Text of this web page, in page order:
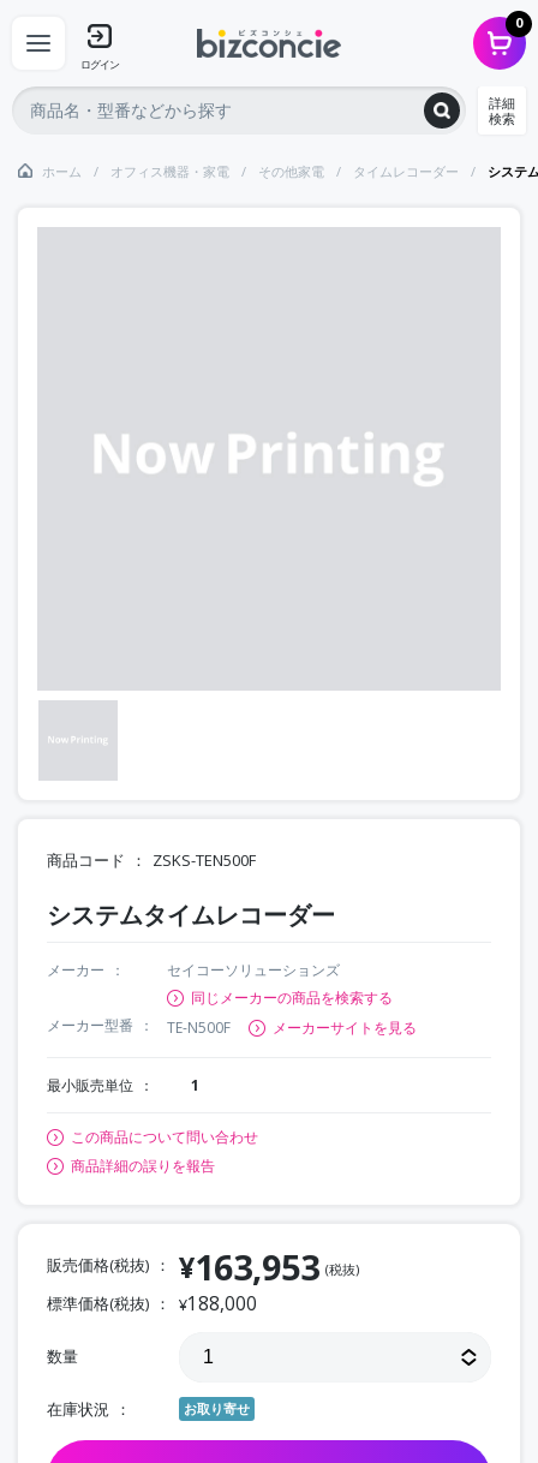
ログイン
0
詳細
検索
ホーム オフィス機器・家電 その他家電 タイムレコーダー システ
商品コード ZSKS-TEN500F
システムタイムレコーダー
メーカー
セイコーソリューションズ
同じメーカーの商品を検索する
メーカー型番
TE-N500F メーカーサイトを見る
最小販売単位 1
この商品について問い合わせ
商品詳細の誤りを報告
販売価格(税抜) ¥163,953 (税抜)
標準価格(税抜) ¥188,000
数量
在庫状況 お取り寄せ